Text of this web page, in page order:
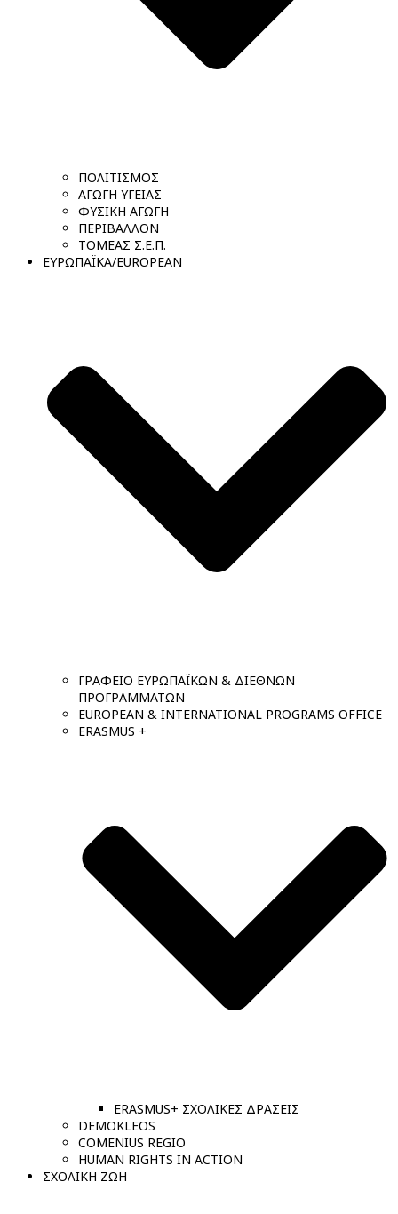
ΠΟΛΙΤΙΣΜΟΣ
ΑΓΩΓΗ ΥΓΕΙΑΣ
ΦΥΣΙΚΗ ΑΓΩΓΗ
ΠΕΡΙΒΑΛΛΟΝ
ΤΟΜΕΑΣ Σ.Ε.Π.
ΕΥΡΩΠΑΪΚΑ/EUROPEAN
ΓΡΑΦΕΙΟ ΕΥΡΩΠΑΪΚΩΝ & ΔΙΕΘΝΩΝ
ΠΡΟΓΡΑΜΜΑΤΩΝ
EUROPEAN & INTERNATIONAL PROGRAMS OFFICE
ERASMUS +
ERASMUS+ ΣΧΟΛΙΚΕΣ ΔΡΑΣΕΙΣ
DEMOKLEOS
COMENIUS REGIO
HUMAN RIGHTS IN ACTION
ΣΧΟΛΙΚΗ ΖΩΗ